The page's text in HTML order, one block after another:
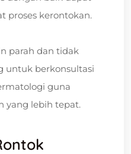
proses kerontokan.
parah dan tidak
untuk berkonsultasi
guna
yang lebih tepat.